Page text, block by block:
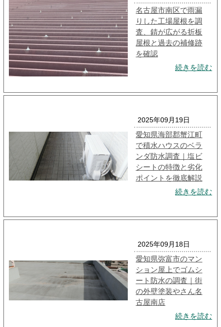
名古屋市南区で雨漏
りした工場屋根を調
査、錆が広がる折板
屋根と過去の補修跡
を確認
続きを読む
2025年09月19日
愛知県海部郡蟹江町
で積水ハウスのベラ
ンダ防水調査｜塩ビ
シートの特徴と劣化
ポイントを徹底解説
続きを読む
2025年09月18日
愛知県弥富市のマン
ション屋上でゴムシ
ート防水の調査｜街
の外壁塗装やさん名
古屋南店
続きを読む